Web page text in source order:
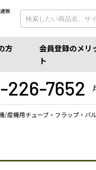
販
方
会員登録のメリ
ト
226-7652
/産機用チューブ・フラップ・バ